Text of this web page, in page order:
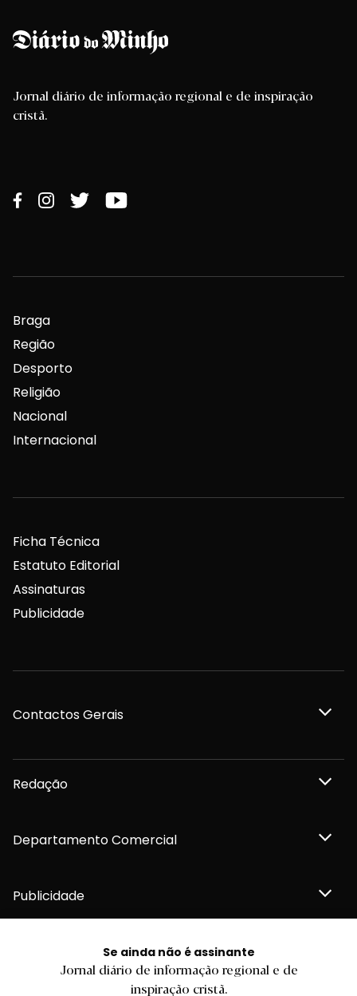
Se ainda não é assinante
Jornal diário de informação regional e de
inspiração cristã.
Jornal diário de informação regional e de inspiração
cristã.
Braga
Região
Desporto
Religião
Nacional
Internacional
Ficha Técnica
Estatuto Editorial
Assinaturas
Publicidade
Contactos Gerais
Redação
Departamento Comercial
Publicidade
Privacidade e Cookies